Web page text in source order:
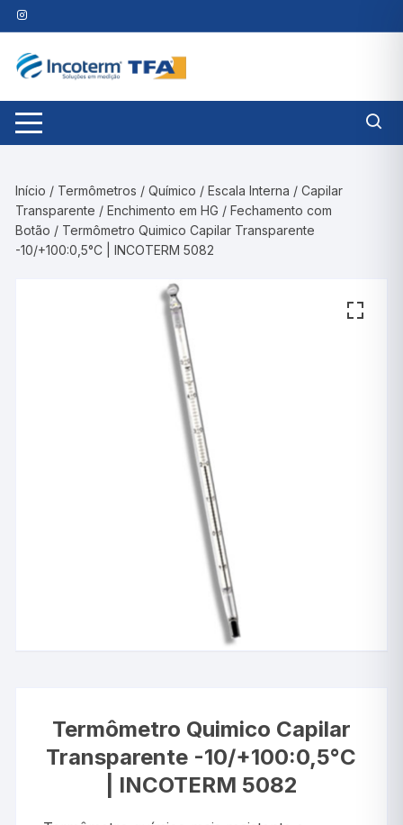
Pular
para
conteúdo
Início / Termômetros /Químico /Escala Interna /Capilar
Transparente /Enchimento em HG /Fechamento com
Botão / Termômetro Quimico Capilar Transparente
-10/+100:0,5°C | INCOTERM 5082
Termômetro Quimico Capilar
Transparente -10/+100:0,5°C
| INCOTERM 5082